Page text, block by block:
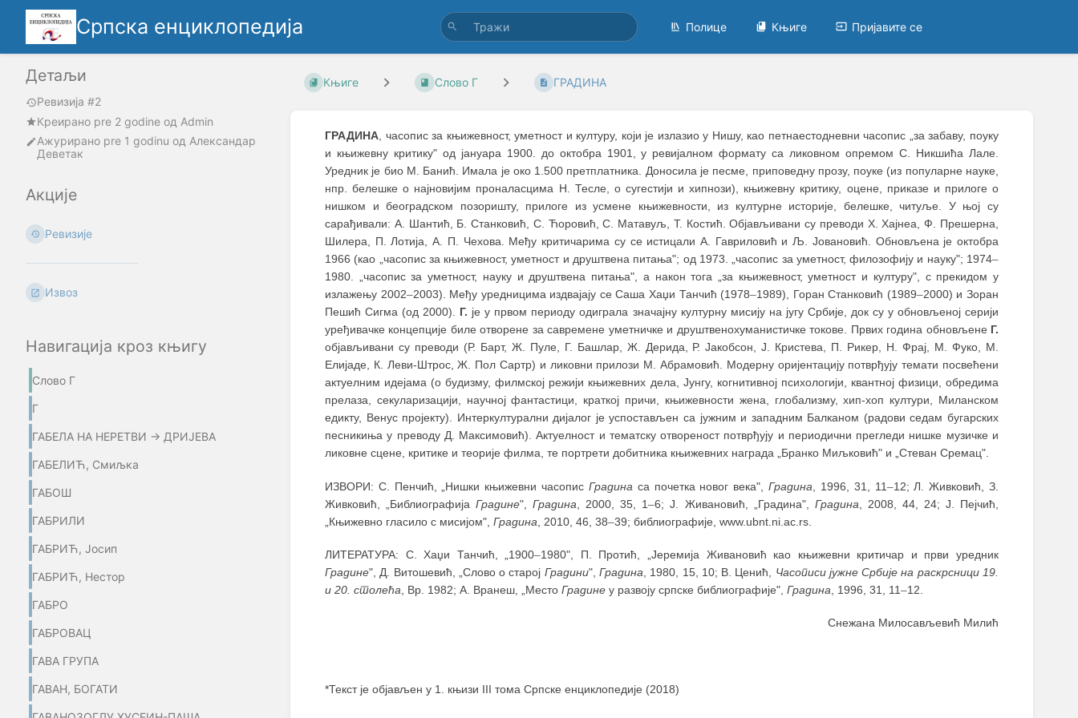
Српска енциклопедија Полице Књиге Пријавите се
Детаљи
Ревизија #2
Креирано pre 2 godine oд Admin
Ажурирано pre 1 godinu од Александар
Деветак
Акције
Ревизије
Извоз
Навигација кроз књигу
Слово Г
Г
ГАБЕЛА НА НЕРЕТВИ → ДРИЈЕВА
ГАБЕЛИЋ, Смиљка
ГАБОШ
ГАБРИЛИ
ГАБРИЋ, Јосип
ГАБРИЋ, Нестор
ГАБРО
ГАБРОВАЦ
ГАВА ГРУПА
ГАВАН, БОГАТИ
Књиге Слово Г ГРАДИНА
ГРАДИНА, часопис за књижевност, уметност и културу, који је излазио у Нишу, као петнаестодневни часопис „за забаву, поуку
и књижевну критику" од јануара 1900. до октобра 1901, у ревијалном формату са ликовном опремом С. Никшића Лале.
Уредник је био М. Банић. Имала је око 1.500 претплатника. Доносила је песме, приповедну прозу, поуке (из популарне науке,
нпр. белешке о најновијим проналасцима Н. Тесле, о сугестији и хипнози), књижевну критику, оцене, приказе и прилоге о
нишком и београдском позоришту, прилоге из усмене књижевности, из културне историје, белешке, читуље. У њој су
сарађивали: А. Шантић, Б. Станковић, С. Ћоровић, С. Матавуљ, Т. Костић. Објављивани су преводи Х. Хајнеа, Ф. Прешерна,
Шилера, П. Лотија, А. П. Чехова. Међу критичарима су се истицали А. Гавриловић и Љ. Јовановић. Обновљена је октобра
1966 (као „часопис за књижевност, уметност и друштвена питања"; од 1973. „часопис за уметност, филозофију и науку"; 1974–
1980. „часопис за уметност, науку и друштвена питања", а након тога „за књижевност, уметност и културу", с прекидом у
излажењу 2002–2003). Међу уредницима издвајају се Саша Хаџи Танчић (1978–1989), Горан Станковић (1989–2000) и Зоран
Пешић Сигма (од 2000). Г. је у првом периоду одиграла значајну културну мисију на југу Србије, док су у обновљеној серији
уређивачке концепције биле отворене за савремене уметничке и друштвенохуманистичке токове. Првих година обновљене Г.
објављивани су преводи (Р. Барт, Ж. Пуле, Г. Башлар, Ж. Дерида, Р. Јакобсон, Ј. Кристева, П. Рикер, Н. Фрај, М. Фуко, М.
Елијаде, К. Леви-Штрос, Ж. Пол Сартр) и ликовни прилози М. Абрамовић. Модерну оријентацију потврђују темати посвећени
актуелним идејама (о будизму, филмској режији књижевних дела, Јунгу, когнитивној психологији, квантној физици, обредима
прелаза, секуларизацији, научној фантастици, краткој причи, књижевности жена, глобализму, хип-хоп култури, Миланском
едикту, Венус пројекту). Интеркултурални дијалог је успостављен са јужним и западним Балканом (радови седам бугарских
песникиња у преводу Д. Максимовић). Актуелност и тематску отвореност потврђују и периодични прегледи нишке музичке и
ликовне сцене, критике и теорије филма, те портрети добитника књижевних награда „Бранко Миљковић" и „Стеван Сремац".
ИЗВОРИ: С. Пенчић, „Нишки књижевни часопис Градина са почетка новог века",Градина , 1996, 31, 11–12; Л. Живковић, З.
Живковић, „БиблиографијаГрадине",Градина , 2000, 35, 1–6; Ј. Живановић, „Градина", Градина , 2008, 44, 24; Ј. Пејчић,
„Књижевно гласило с мисијом", Градина , 2010, 46, 38–39; библиографије, www.ubnt.ni.ac.rs.
ЛИТЕРАТУРА: С. Хаџи Танчић, „1900–1980", П. Протић, „Јеремија Живановић као књижевни критичар и први уредник
Градине", Д. Витошевић, „Слово о старој Градини", Градина , 1980, 15, 10; В. Ценић, Часописи јужне Србије на раскрсници 19.
и 20. столећа , Вр. 1982; А. Вранеш, „Место Градине у развоју српске библиографије", Градина , 1996, 31, 11–12.
Снежана Милосављевић Милић
*Текст је објављен у 1. књизи III тома Српске енциклопедије (2018)